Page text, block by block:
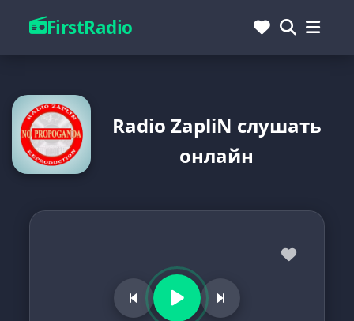
FirstRadio
Radio ZapliN слушать
онлайн